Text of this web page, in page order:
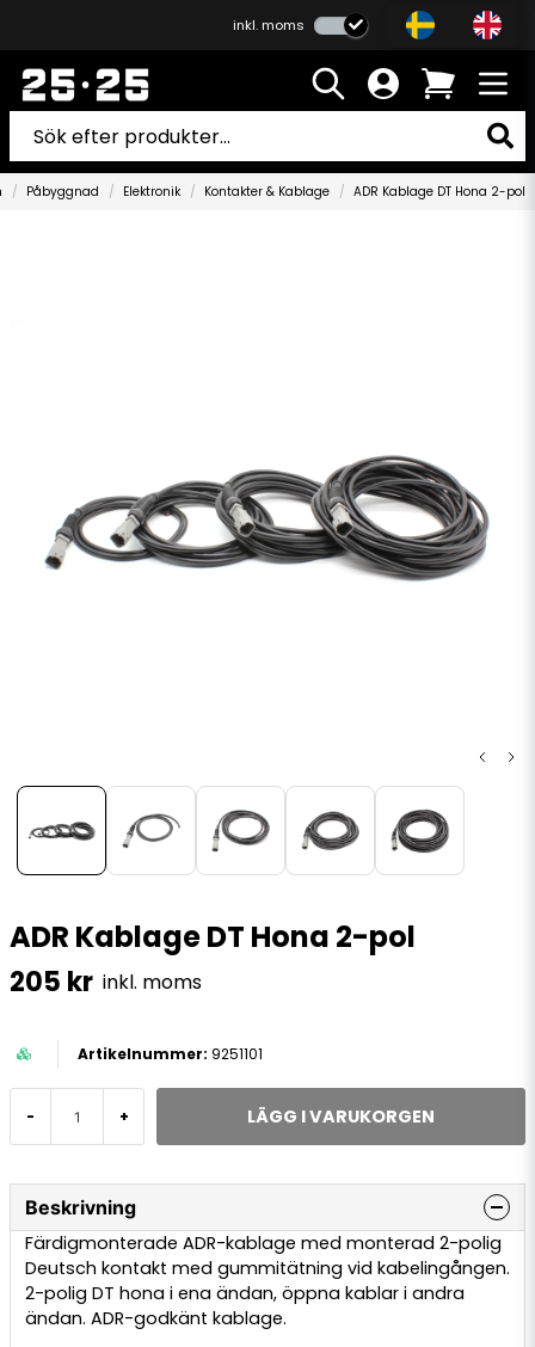
inkl. moms
Påbyggnad Elektronik Kontakter & Kablage ADR Kablage DT Hona 2-pol
ADR Kablage DT Hona 2-pol
205 kr inkl. moms
9251101
- + LÄGG I VARUKORGEN
Beskrivning
Färdigmonterade ADR-kablage med monterad 2-polig
Deutsch kontakt med gummitätning vid kabelingången.
2-polig DT hona i ena ändan, öppna kablar i andra
ändan. ADR-godkänt kablage.